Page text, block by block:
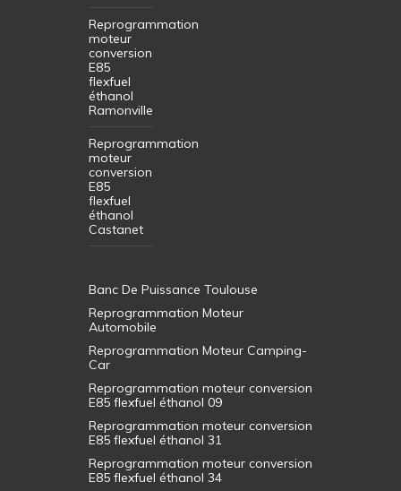
Reprogrammation
moteur
conversion
E85
flexfuel
éthanol
Ramonville
Reprogrammation
moteur
conversion
E85
flexfuel
éthanol
Castanet
Banc De Puissance Toulouse
Reprogrammation Moteur
Automobile
Reprogrammation Moteur Camping-
Car
Reprogrammation moteur conversion
E85 flexfuel éthanol 09
Reprogrammation moteur conversion
E85 flexfuel éthanol 31
Reprogrammation moteur conversion
E85 flexfuel éthanol 34